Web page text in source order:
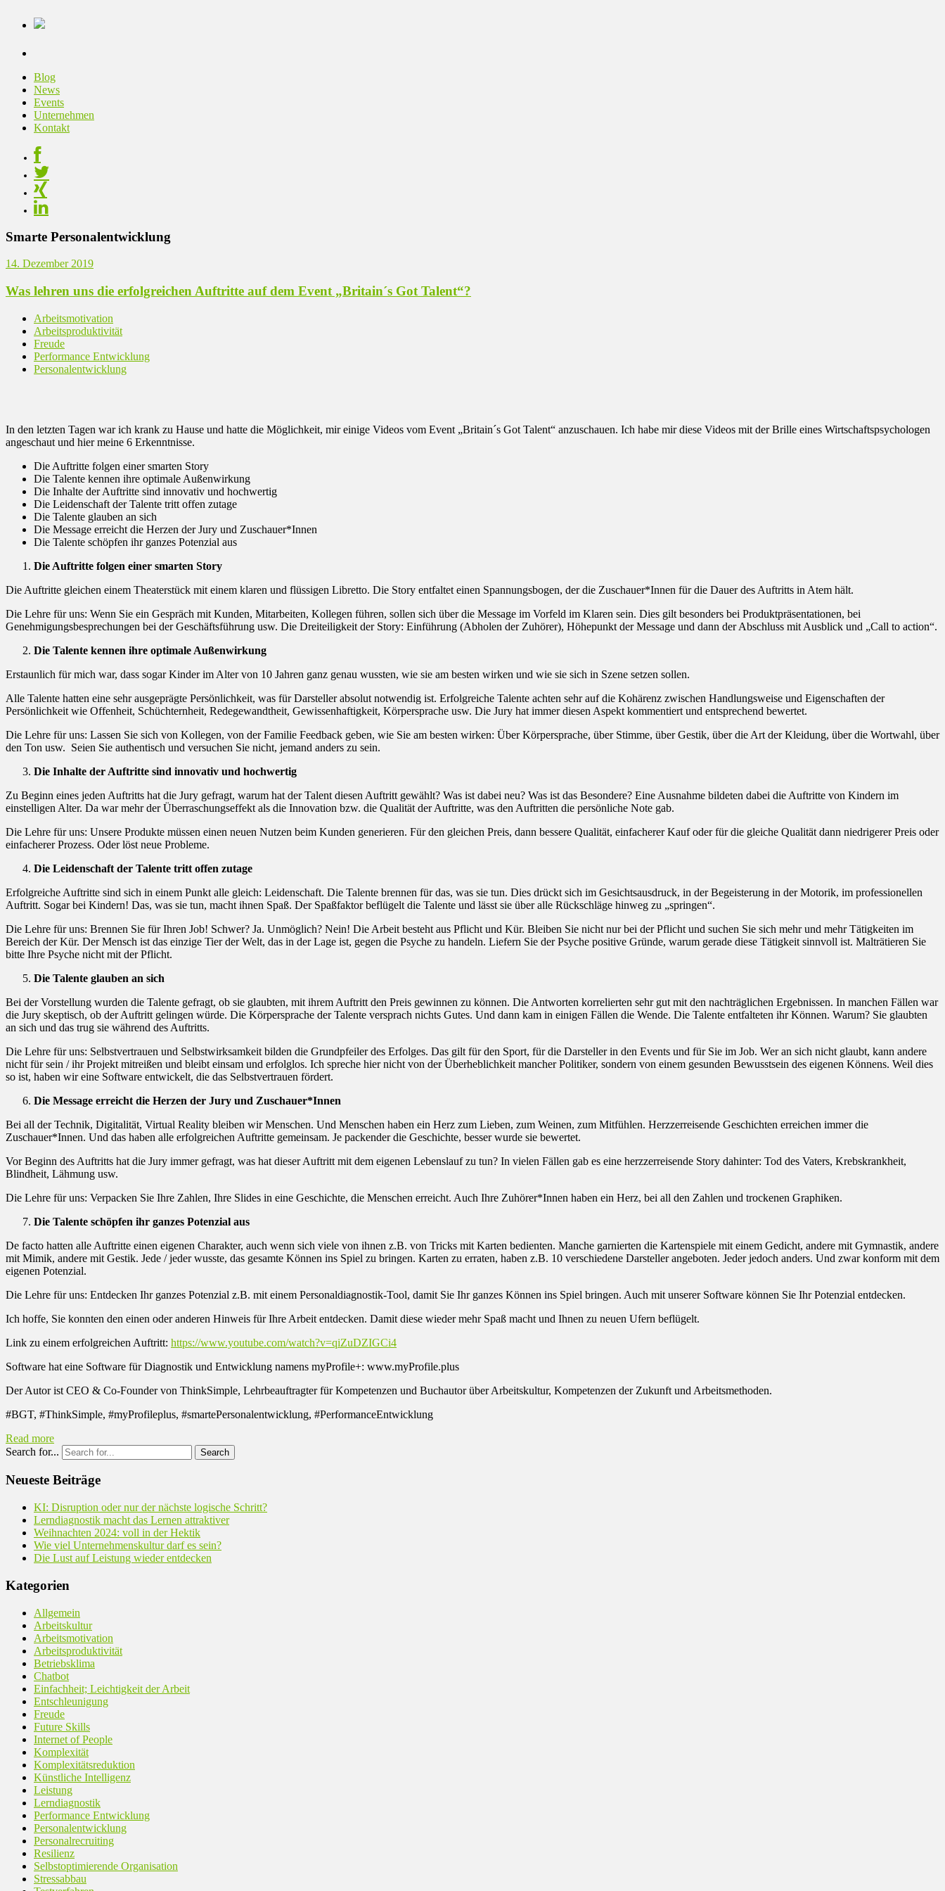
Blog
News
Events
Unternehmen
Kontakt
Smarte Personalentwicklung
14. Dezember 2019
Was lehren uns die erfolgreichen Auftritte auf dem Event „Britain´s Got Talent“?
Arbeitsmotivation
Arbeitsproduktivität
Freude
Performance Entwicklung
Personalentwicklung
In den letzten Tagen war ich krank zu Hause und hatte die Möglichkeit, mir einige Videos vom Event „Britain´s Got Talent“ anzuschauen. Ich habe mir diese Videos mit der Brille eines Wirtschaftspsychologen
angeschaut und hier meine 6 Erkenntnisse.
Die Auftritte folgen einer smarten Story
Die Talente kennen ihre optimale Außenwirkung
Die Inhalte der Auftritte sind innovativ und hochwertig
Die Leidenschaft der Talente tritt offen zutage
Die Talente glauben an sich
Die Message erreicht die Herzen der Jury und Zuschauer*Innen
Die Talente schöpfen ihr ganzes Potenzial aus
Die Auftritte folgen einer smarten Story
Die Auftritte gleichen einem Theaterstück mit einem klaren und flüssigen Libretto. Die Story entfaltet einen Spannungsbogen, der die Zuschauer*Innen für die Dauer des Auftritts in Atem hält.
Die Lehre für uns: Wenn Sie ein Gespräch mit Kunden, Mitarbeiten, Kollegen führen, sollen sich über die Message im Vorfeld im Klaren sein. Dies gilt besonders bei Produktpräsentationen, bei
Genehmigungsbesprechungen bei der Geschäftsführung usw. Die Dreiteiligkeit der Story: Einführung (Abholen der Zuhörer), Höhepunkt der Message und dann der Abschluss mit Ausblick und „Call to action“.
Die Talente kennen ihre optimale Außenwirkung
Erstaunlich für mich war, dass sogar Kinder im Alter von 10 Jahren ganz genau wussten, wie sie am besten wirken und wie sie sich in Szene setzen sollen.
Alle Talente hatten eine sehr ausgeprägte Persönlichkeit, was für Darsteller absolut notwendig ist. Erfolgreiche Talente achten sehr auf die Kohärenz zwischen Handlungsweise und Eigenschaften der
Persönlichkeit wie Offenheit, Schüchternheit, Redegewandtheit, Gewissenhaftigkeit, Körpersprache usw. Die Jury hat immer diesen Aspekt kommentiert und entsprechend bewertet.
Die Lehre für uns: Lassen Sie sich von Kollegen, von der Familie Feedback geben, wie Sie am besten wirken: Über Körpersprache, über Stimme, über Gestik, über die Art der Kleidung, über die Wortwahl, über
den Ton usw. Seien Sie authentisch und versuchen Sie nicht, jemand anders zu sein.
Die Inhalte der Auftritte sind innovativ und hochwertig
Zu Beginn eines jeden Auftritts hat die Jury gefragt, warum hat der Talent diesen Auftritt gewählt? Was ist dabei neu? Was ist das Besondere? Eine Ausnahme bildeten dabei die Auftritte von Kindern im
einstelligen Alter. Da war mehr der Überraschungseffekt als die Innovation bzw. die Qualität der Auftritte, was den Auftritten die persönliche Note gab.
Die Lehre für uns: Unsere Produkte müssen einen neuen Nutzen beim Kunden generieren. Für den gleichen Preis, dann bessere Qualität, einfacherer Kauf oder für die gleiche Qualität dann niedrigerer Preis oder
einfacherer Prozess. Oder löst neue Probleme.
Die Leidenschaft der Talente tritt offen zutage
Erfolgreiche Auftritte sind sich in einem Punkt alle gleich: Leidenschaft. Die Talente brennen für das, was sie tun. Dies drückt sich im Gesichtsausdruck, in der Begeisterung in der Motorik, im professionellen
Auftritt. Sogar bei Kindern! Das, was sie tun, macht ihnen Spaß. Der Spaßfaktor beflügelt die Talente und lässt sie über alle Rückschläge hinweg zu „springen“.
Die Lehre für uns: Brennen Sie für Ihren Job! Schwer? Ja. Unmöglich? Nein! Die Arbeit besteht aus Pflicht und Kür. Bleiben Sie nicht nur bei der Pflicht und suchen Sie sich mehr und mehr Tätigkeiten im
Bereich der Kür. Der Mensch ist das einzige Tier der Welt, das in der Lage ist, gegen die Psyche zu handeln. Liefern Sie der Psyche positive Gründe, warum gerade diese Tätigkeit sinnvoll ist. Malträtieren Sie
bitte Ihre Psyche nicht mit der Pflicht.
Die Talente glauben an sich
Bei der Vorstellung wurden die Talente gefragt, ob sie glaubten, mit ihrem Auftritt den Preis gewinnen zu können. Die Antworten korrelierten sehr gut mit den nachträglichen Ergebnissen. In manchen Fällen war
die Jury skeptisch, ob der Auftritt gelingen würde. Die Körpersprache der Talente versprach nichts Gutes. Und dann kam in einigen Fällen die Wende. Die Talente entfalteten ihr Können. Warum? Sie glaubten
an sich und das trug sie während des Auftritts.
Die Lehre für uns: Selbstvertrauen und Selbstwirksamkeit bilden die Grundpfeiler des Erfolges. Das gilt für den Sport, für die Darsteller in den Events und für Sie im Job. Wer an sich nicht glaubt, kann andere
nicht für sein / ihr Projekt mitreißen und bleibt einsam und erfolglos. Ich spreche hier nicht von der Überheblichkeit mancher Politiker, sondern von einem gesunden Bewusstsein des eigenen Könnens. Weil dies
so ist, haben wir eine Software entwickelt, die das Selbstvertrauen fördert.
Die Message erreicht die Herzen der Jury und Zuschauer*Innen
Bei all der Technik, Digitalität, Virtual Reality bleiben wir Menschen. Und Menschen haben ein Herz zum Lieben, zum Weinen, zum Mitfühlen. Herzzerreisende Geschichten erreichen immer die
Zuschauer*Innen. Und das haben alle erfolgreichen Auftritte gemeinsam. Je packender die Geschichte, besser wurde sie bewertet.
Vor Beginn des Auftritts hat die Jury immer gefragt, was hat dieser Auftritt mit dem eigenen Lebenslauf zu tun? In vielen Fällen gab es eine herzzerreisende Story dahinter: Tod des Vaters, Krebskrankheit,
Blindheit, Lähmung usw.
Die Lehre für uns: Verpacken Sie Ihre Zahlen, Ihre Slides in eine Geschichte, die Menschen erreicht. Auch Ihre Zuhörer*Innen haben ein Herz, bei all den Zahlen und trockenen Graphiken.
Die Talente schöpfen ihr ganzes Potenzial aus
De facto hatten alle Auftritte einen eigenen Charakter, auch wenn sich viele von ihnen z.B. von Tricks mit Karten bedienten. Manche garnierten die Kartenspiele mit einem Gedicht, andere mit Gymnastik, andere
mit Mimik, andere mit Gestik. Jede / jeder wusste, das gesamte Können ins Spiel zu bringen. Karten zu erraten, haben z.B. 10 verschiedene Darsteller angeboten. Jeder jedoch anders. Und zwar konform mit dem
eigenen Potenzial.
Die Lehre für uns: Entdecken Ihr ganzes Potenzial z.B. mit einem Personaldiagnostik-Tool, damit Sie Ihr ganzes Können ins Spiel bringen. Auch mit unserer Software können Sie Ihr Potenzial entdecken.
Ich hoffe, Sie konnten den einen oder anderen Hinweis für Ihre Arbeit entdecken. Damit diese wieder mehr Spaß macht und Ihnen zu neuen Ufern beflügelt.
Link zu einem erfolgreichen Auftritt: https://www.youtube.com/watch?v=qiZuDZIGCi4
Software hat eine Software für Diagnostik und Entwicklung namens myProfile+: www.myProfile.plus
Der Autor ist CEO & Co-Founder von ThinkSimple, Lehrbeauftragter für Kompetenzen und Buchautor über Arbeitskultur, Kompetenzen der Zukunft und Arbeitsmethoden.
#BGT, #ThinkSimple, #myProfileplus, #smartePersonalentwicklung, #PerformanceEntwicklung
Read more
Search for...
Neueste Beiträge
KI: Disruption oder nur der nächste logische Schritt?
Lerndiagnostik macht das Lernen attraktiver
Weihnachten 2024: voll in der Hektik
Wie viel Unternehmenskultur darf es sein?
Die Lust auf Leistung wieder entdecken
Kategorien
Allgemein
Arbeitskultur
Arbeitsmotivation
Arbeitsproduktivität
Betriebsklima
Chatbot
Einfachheit; Leichtigkeit der Arbeit
Entschleunigung
Freude
Future Skills
Internet of People
Komplexität
Komplexitätsreduktion
Künstliche Intelligenz
Leistung
Lerndiagnostik
Performance Entwicklung
Personalentwicklung
Personalrecruiting
Resilienz
Selbstoptimierende Organisation
Stressabbau